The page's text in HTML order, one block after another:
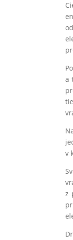
a
v
z